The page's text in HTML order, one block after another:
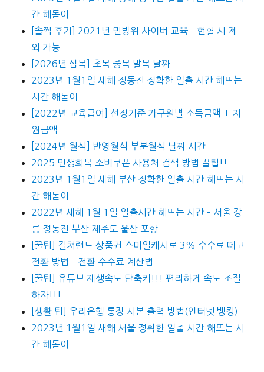
간 해돋이
[솔찍 후기] 2021년 민방위 사이버 교육 – 헌혈 시 제
외 가능
[2026년 삼복] 초복 중복 말복 날짜
2023년 1월1일 새해 정동진 정확한 일출 시간 해뜨는
시간 해돋이
[2022년 교육급여] 선정기준 가구원별 소득금액 + 지
원금액
[2024년 월식] 반영월식 부분월식 날짜 시간
2025 민생회복 소비쿠폰 사용처 검색 방법 꿀팁!!
2023년 1월1일 새해 부산 정확한 일출 시간 해뜨는 시
간 해돋이
2022년 새해 1월 1일 일출시간 해뜨는 시간 – 서울 강
릉 정동진 부산 제주도 울산 포항
[꿀팁] 컬쳐랜드 상품권 스마일캐시로 3% 수수료 떼고
전환 방법 – 전환 수수료 계산법
[꿀팁] 유튜브 재생속도 단축키!!! 편리하게 속도 조절
하자!!!
[생활 팁] 우리은행 통장 사본 출력 방법(인터넷 뱅킹)
2023년 1월1일 새해 서울 정확한 일출 시간 해뜨는 시
간 해돋이